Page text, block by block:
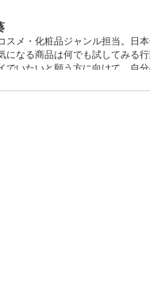
スメ・化粧品ジャンル担当。日
になる商品は何でも試してみる
でいたいと願う方に向けて、自